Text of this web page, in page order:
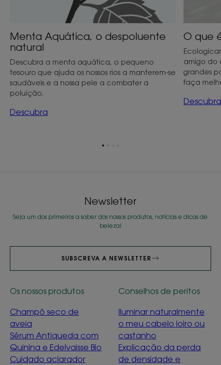
Menta Aquática, o despoluente
natural
Descubra a menta aquática, o pequeno
tesouro que ajuda os nossos rios a manterem-se
saudáveis e a nossa pele a combater a
poluição.
Descubra
O que
amigo do
grandes
faça
Descubra
Ir
Newsletter
Seja um dos primeiros a saber dos nossos produtos, notícias e dicas de
beleza!
SUBSCREVA A NEWSLETTER
Os nossos produtos
Champô seco de
aveia
Sérum Antiqueda com
Quinina e Edelvaisse Bio
Cuidado aclarador
Conselhos de peritos
Iluminar naturalmente
o meu cabelo loiro ou
castanho
Explicação da perda
de densidade e